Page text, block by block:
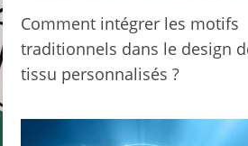
Comment intégrer les motifs
traditionnels dans le design
tissu personnalisés ?